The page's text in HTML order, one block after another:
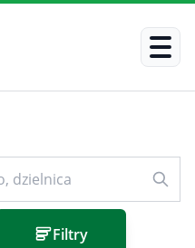
Filtry